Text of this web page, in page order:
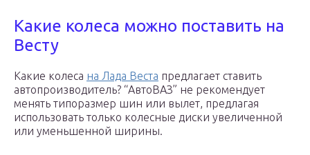
Какие колеса можно поставить на
Весту
Какие колеса на Лада Веста предлагает ставить
автопроизводитель? “АвтоВАЗ” не рекомендует
менять типоразмер шин или вылет, предлагая
использовать только колесные диски увеличенной
или уменьшенной ширины.